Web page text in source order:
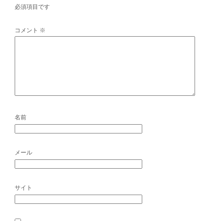
必須項目です
コメント ※
名前
メール
サイト